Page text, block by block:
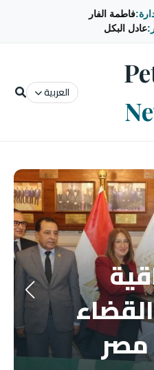
فاطمة الفار
عادل البكل
العربية
مصر